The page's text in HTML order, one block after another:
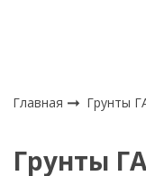
Главная Грунты
Грунты